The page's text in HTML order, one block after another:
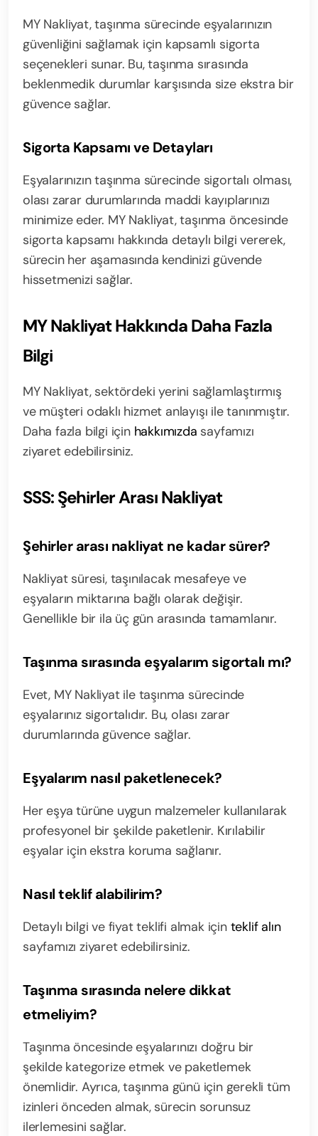
MY Nakliyat, taşınma sürecinde eşyalarınızın
güvenliğini sağlamak için kapsamlı sigorta
seçenekleri sunar. Bu, taşınma sırasında
beklenmedik durumlar karşısında size ekstra bir
güvence sağlar.
Sigorta Kapsamı ve Detayları
Eşyalarınızın taşınma sürecinde sigortalı olması,
olası zarar durumlarında maddi kayıplarınızı
minimize eder. MY Nakliyat, taşınma öncesinde
sigorta kapsamı hakkında detaylı bilgi vererek,
sürecin her aşamasında kendinizi güvende
hissetmenizi sağlar.
MY Nakliyat Hakkında Daha Fazla
Bilgi
MY Nakliyat, sektördeki yerini sağlamlaştırmış
ve müşteri odaklı hizmet anlayışı ile tanınmıştır.
Daha fazla bilgi için hakkımızda sayfamızı
ziyaret edebilirsiniz.
SSS: Şehirler Arası Nakliyat
Şehirler arası nakliyat ne kadar sürer?
Nakliyat süresi, taşınılacak mesafeye ve
eşyaların miktarına bağlı olarak değişir.
Genellikle bir ila üç gün arasında tamamlanır.
Taşınma sırasında eşyalarım sigortalı mı?
Evet, MY Nakliyat ile taşınma sürecinde
eşyalarınız sigortalıdır. Bu, olası zarar
durumlarında güvence sağlar.
Eşyalarım nasıl paketlenecek?
Her eşya türüne uygun malzemeler kullanılarak
profesyonel bir şekilde paketlenir. Kırılabilir
eşyalar için ekstra koruma sağlanır.
Nasıl teklif alabilirim?
Detaylı bilgi ve fiyat teklifi almak için teklif alın
sayfamızı ziyaret edebilirsiniz.
Taşınma sırasında nelere dikkat
etmeliyim?
Taşınma öncesinde eşyalarınızı doğru bir
şekilde kategorize etmek ve paketlemek
önemlidir. Ayrıca, taşınma günü için gerekli tüm
izinleri önceden almak, sürecin sorunsuz
ilerlemesini sağlar.